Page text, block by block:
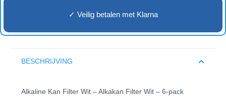
✓ Veilig betalen met Klarna
BESCHRIJVING
Alkaline Kan Filter Wit – Alkakan Filter Wit – 6-pack